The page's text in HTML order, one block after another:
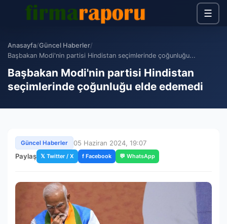
☰
Anasayfa/Güncel Haberler/
Başbakan Modi'nin partisi Hindistan seçimlerinde çoğunluğu...
Başbakan Modi'nin partisi Hindistan
seçimlerinde çoğunluğu elde edemedi
Güncel Haberler
05 Haziran 2024, 19:07
Paylaş 𝕏 Twitter / X f Facebook 💬 WhatsApp